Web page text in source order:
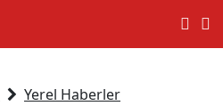
Yerel Haberler